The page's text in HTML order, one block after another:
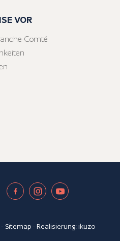
VOR
Comté
- Sitemap- Realisierung:ikuzo